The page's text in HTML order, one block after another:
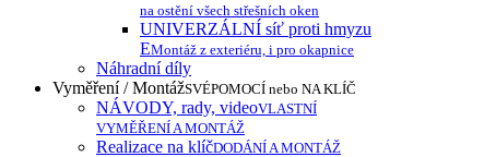
na ostění všech střešních oken
UNIVERZÁLNÍ síť proti hmyzu
EMontáž z exteriéru, i pro okapnice
Náhradní díly
Vyměření / MontážSVÉPOMOCÍ nebo NA KLÍČ
NÁVODY, rady, videoVLASTNÍ
VYMĚŘENÍ A MONTÁŽ
Realizace na klíčDODÁNÍ A MONTÁŽ